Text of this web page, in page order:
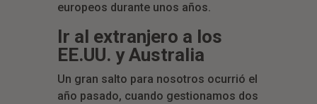
europeos durante unos años.
Ir al extranjero a los
EE.UU. y Australia
Un gran salto para nosotros ocurrió el
año pasado, cuando gestionamos dos